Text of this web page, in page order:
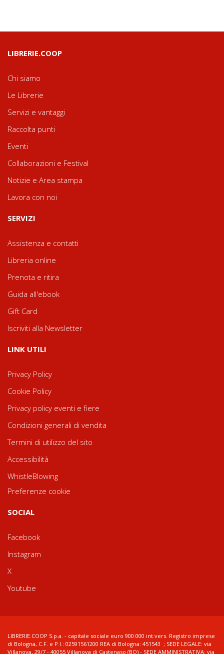
LIBRERIE.COOP
Chi siamo
Le Librerie
Servizi e vantaggi
Raccolta punti
Eventi
Collaborazioni e Festival
Notizie e Area stampa
Lavora con noi
SERVIZI
Assistenza e contatti
Libreria online
Prenota e ritira
Guida all'ebook
Gift Card
Iscriviti alla Newsletter
LINK UTILI
Privacy Policy
Cookie Policy
Privacy policy eventi e fiere
Condizioni generali di vendita
Termini di utilizzo del sito
Accessibilità
WhistleBlowing
Preferenze cookie
SOCIAL
Facebook
Instagram
X
Youtube
LIBRERIE.COOP S.p.a. - capitale sociale euro 900.000 int.vers. Registro imprese
di Bologna, C.F. e P.I.: 02591561200 REA di Bologna: 451543 ; SEDE LEGALE: via
Villanova, 29/7 - 40055 Villanova di Castenaso (BO) - SEDE AMMINISTRATIVA: via